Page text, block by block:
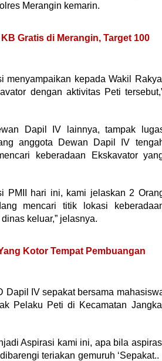
Merangin kemarin.
Gratis di Merangin, Target 100
menyampaikan kepada Wakil
dengan aktivitas Peti
Dapil IV lainnya, tampak
anggota Dewan Dapil IV
keberadaan Ekskavator
PMII hari ini, kami jelaskan 2
mencari titik lokasi
keluar,” jelasnya.
Kotor Tempat Pembuangan
Dapil IV sepakat bersama
Pelaku Peti di Kecamatan
Aspirasi kami ini, apa bila
teriakan gemuruh ‘Sepakat..